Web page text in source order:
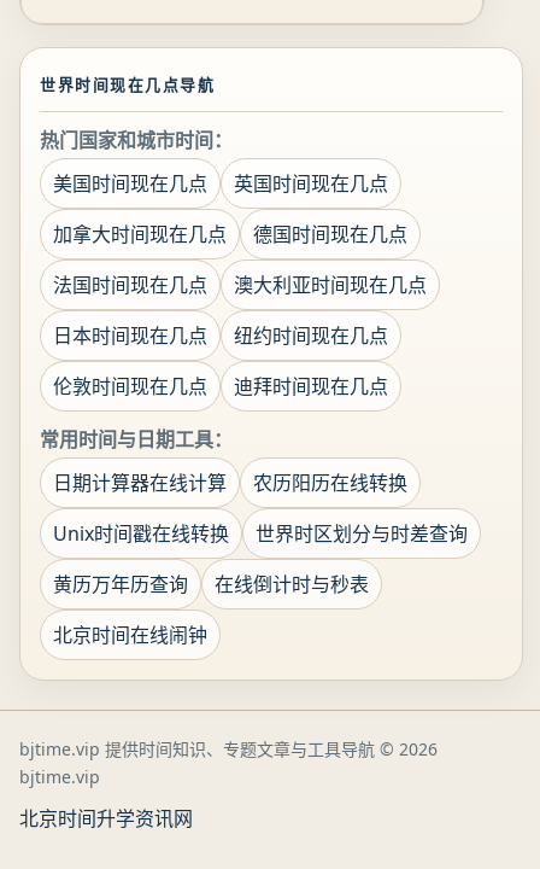
世界时间现在几点导航
热门国家和城市时间：
美国时间现在几点
英国时间现在几点
加拿大时间现在几点
德国时间现在几点
法国时间现在几点
澳大利亚时间现在几点
日本时间现在几点
纽约时间现在几点
伦敦时间现在几点
迪拜时间现在几点
常用时间与日期工具：
日期计算器在线计算
农历阳历在线转换
Unix时间戳在线转换
世界时区划分与时差查询
黄历万年历查询
在线倒计时与秒表
北京时间在线闹钟
bjtime.vip 提供时间知识、专题文章与工具导航 © 2026
bjtime.vip
北京时间升学资讯网